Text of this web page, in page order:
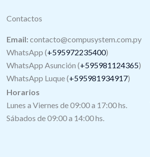
Contactos
Email: contacto@compusystem.com.py
WhatsApp (+595972235400)
WhatsApp Asunción (+595981124365)
WhatsApp Luque (+595981934917)
Horarios
Lunes a Viernes de 09:00 a 17:00 hs.
Sábados de 09:00 a 14:00 hs.